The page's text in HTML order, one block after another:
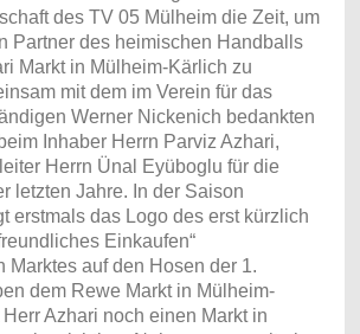
des TV 05 Mülheim die Zeit, um
Partner des heimischen Handballs
Markt in Mülheim-Kärlich zu
mit dem im Verein für das
Werner Nickenich bedankten
Inhaber Herrn Parviz Azhari,
Herrn Ünal Eyüboglu für die
letzten Jahre. In der Saison
erstmals das Logo des erst kürzlich
Einkaufen“
Marktes auf den Hosen der 1.
dem Rewe Markt in Mülheim-
Azhari noch einen Markt in